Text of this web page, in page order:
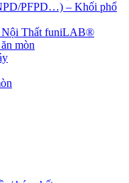
PFPD…) – Khối phổ
Nội Thất funiLAB®
mòn